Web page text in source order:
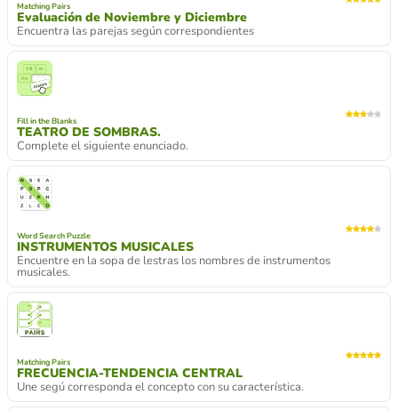
Matching Pairs
Evaluación de Noviembre y Diciembre
Encuentra las parejas según correspondientes
Fill in the Blanks
TEATRO DE SOMBRAS.
Complete el siguiente enunciado.
Word Search Puzzle
INSTRUMENTOS MUSICALES
Encuentre en la sopa de lestras los nombres de instrumentos
musicales.
Matching Pairs
FRECUENCIA-TENDENCIA CENTRAL
Une segú corresponda el concepto con su característica.